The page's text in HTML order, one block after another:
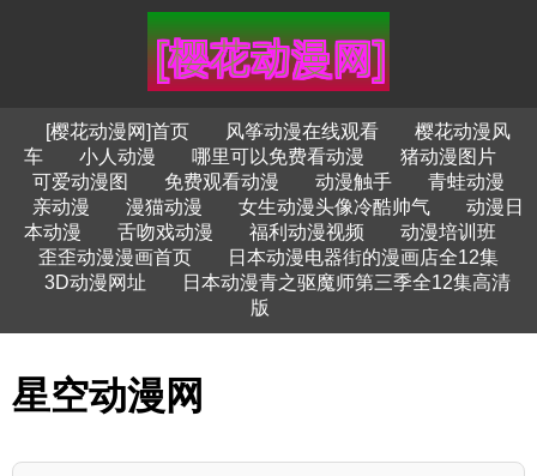
[樱花动漫网]首页 风筝动漫在线观看
樱花动漫风
车
小人动漫 哪里可以免费看动漫
猪动漫图片
可爱动漫图
免费观看动漫 动漫触手
青蛙动漫
亲动漫
漫猫动漫 女生动漫头像冷酷帅气
动漫日
本动漫
舌吻戏动漫 福利动漫视频
动漫培训班
歪歪动漫漫画首页
日本动漫电器街的漫画店全12集
3D动漫网址
日本动漫青之驱魔师第三季全12集高清
版
星空动漫网